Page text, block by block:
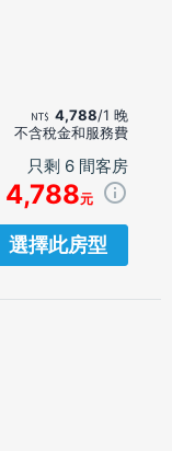
4,788/1 晚
不含稅金和服務費
只剩 6 間客房
4,788元
選擇此房型